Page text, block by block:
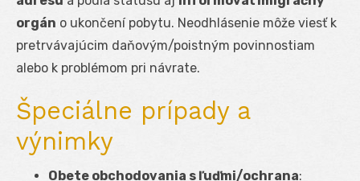
orgán o ukončení pobytu. Neodhlásenie môže viesť k
pretrvávajúcim daňovým/poistným povinnostiam
alebo k problémom pri návrate.
Špeciálne prípady a
výnimky
Obete obchodovania s ľuďmi/ochrana: